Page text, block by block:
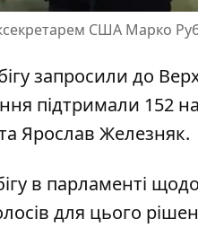
США Марко
запросили до
підтримали 152
Ярослав Железняк.
в парламенті
для цього